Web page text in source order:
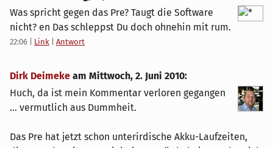
Was spricht gegen das Pre? Taugt die Software
nicht? en Das schleppst Du doch ohnehin mit rum.
22:06 Link Antwort
Dirk Deimeke am Mittwoch, 2. Juni 2010:
Huch, da ist mein Kommentar verloren gegangen
... vermutlich aus Dummheit.
Das Pre hat jetzt schon unterirdische Akku-Laufzeiten,